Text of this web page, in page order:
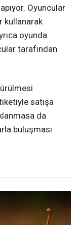
Oyuncular
kullanarak
oyunda
tarafından
satışa
da
buluşması